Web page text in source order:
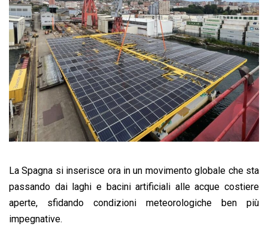
La Spagna si inserisce ora in un movimento globale che sta
passando dai laghi e bacini artificiali alle acque costiere
aperte, sfidando condizioni meteorologiche ben più
impegnative.